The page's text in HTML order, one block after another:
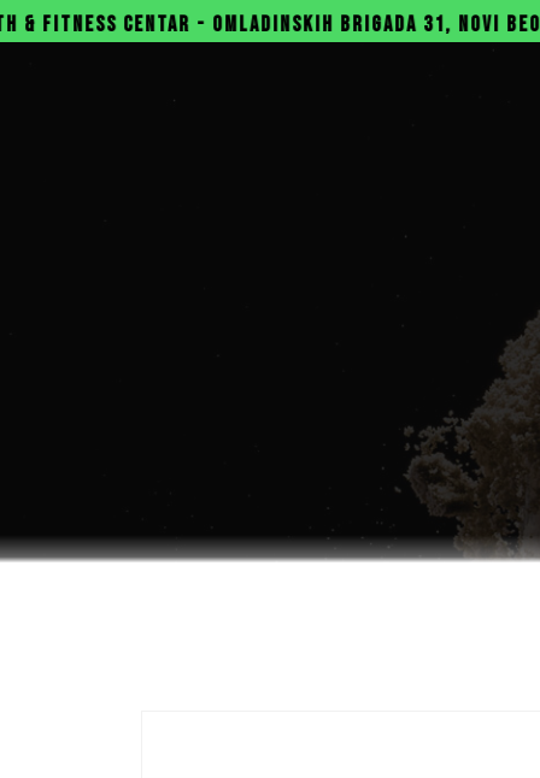
- OMLADINSKIH BRIGADA 31, NOVI BEOGRAD